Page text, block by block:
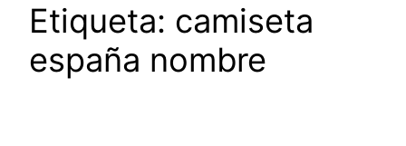
Etiqueta: camiseta
españa nombre